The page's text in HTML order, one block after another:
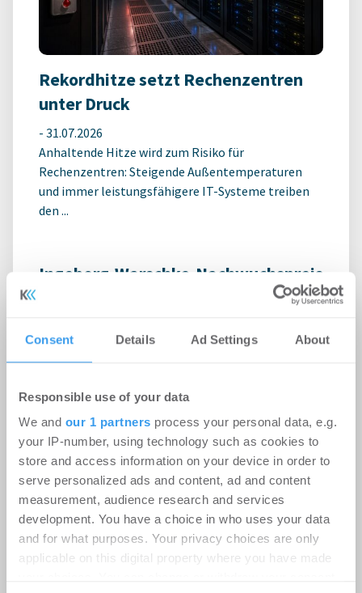
Consent Details Ad Settings About
Responsible use of your data
We and our 1 partners process your personal data, e.g.
your IP-number, using technology such as cookies to
store and access information on your device in order to
serve personalized ads and content, ad and content
measurement, audience research and services
development. You have a choice in who uses your data
and for what purposes. Your privacy choices are only
applicable on this digital property where you have made
Rekordhitze setzt Rechenzentren
unter Druck
- 31.07.2026
Anhaltende Hitze wird zum Risiko für
Rechenzentren: Steigende Außentemperaturen
und immer leistungsfähigere IT-Systeme treiben
den ...
Ingeborg-Warschke-Nachwuchspreis
2026 – Bewerbung bis 2. August
Verena Hubertz abermals
Schirmherrin
-08.07.2026
Login für den ganzen Artikel Wenn noch nicht
registriert, erstellen Sie sich jetzt Ihren
kostenlosen Account, um auf die neusten ...